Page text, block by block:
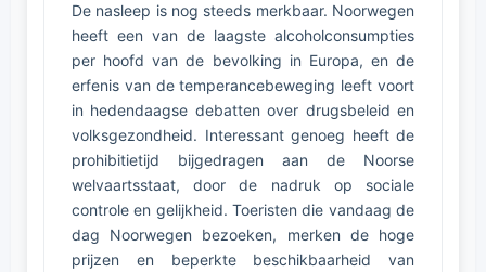
De nasleep is nog steeds merkbaar. Noorwegen
heeft een van de laagste alcoholconsumpties
per hoofd van de bevolking in Europa, en de
erfenis van de temperancebeweging leeft voort
in hedendaagse debatten over drugsbeleid en
volksgezondheid. Interessant genoeg heeft de
prohibitietijd bijgedragen aan de Noorse
welvaartsstaat, door de nadruk op sociale
controle en gelijkheid. Toeristen die vandaag de
dag Noorwegen bezoeken, merken de hoge
prijzen en beperkte beschikbaarheid van